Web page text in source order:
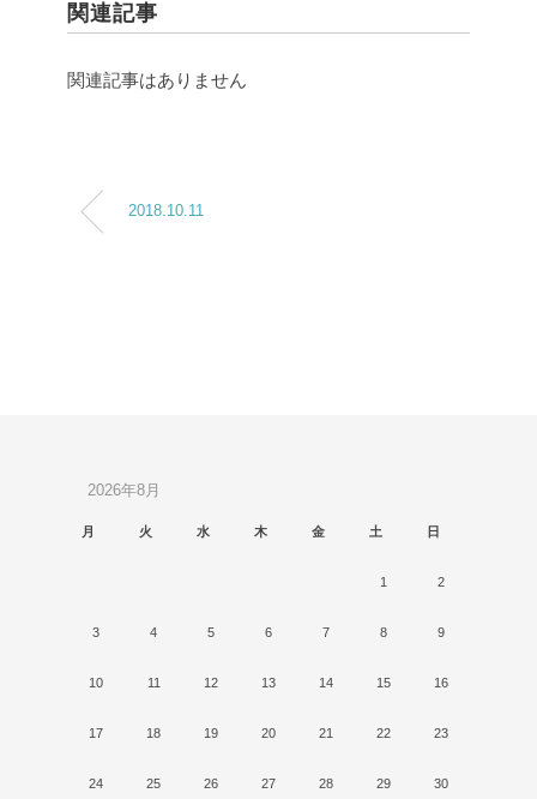
関連記事
関連記事はありません
2018.10.11
2026年8月
月 火 水 木 金 土 日
1 2
3 4 5 6 7 8 9
10 11 12 13 14 15 16
17 18 19 20 21 22 23
24 25 26 27 28 29 30